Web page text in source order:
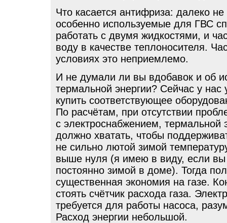
Что касается антифриза: далеко
особенно используемые для ГВС
работать с двумя жидкостями, и
воду в качестве теплоносителя.
условиях это неприемлемо.
И не думали ли вы вдобавок и об
термальной энергии? Сейчас у
купить соответствующее
По расчётам, при отсутствии
с электроснабжением, термальной
должно хватать, чтобы
не сильно лютой зимой
выше нуля (я имею в виду, если вы
постоянно зимой в доме). Тогда
существенная экономия на газе.
стоять счётчик расхода газа.
требуется для работы насоса,
Расход энергии небольшой.